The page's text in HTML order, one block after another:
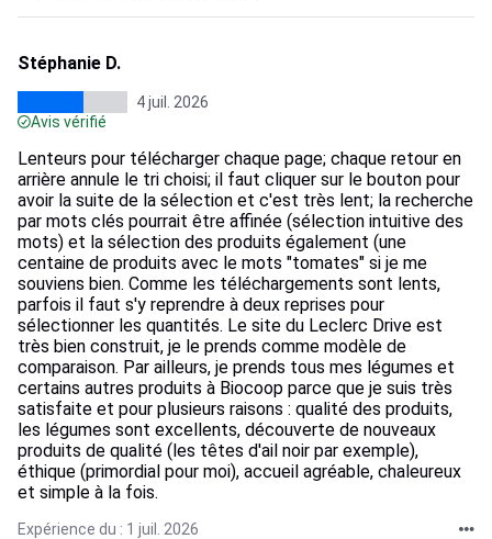
Stéphanie D.
4 juil. 2026
Avis vérifié
Lenteurs pour télécharger chaque page; chaque retour en
arrière annule le tri choisi; il faut cliquer sur le bouton pour
avoir la suite de la sélection et c'est très lent; la recherche
par mots clés pourrait être affinée (sélection intuitive des
mots) et la sélection des produits également (une
centaine de produits avec le mots "tomates" si je me
souviens bien. Comme les téléchargements sont lents,
parfois il faut s'y reprendre à deux reprises pour
sélectionner les quantités. Le site du Leclerc Drive est
très bien construit, je le prends comme modèle de
comparaison. Par ailleurs, je prends tous mes légumes et
certains autres produits à Biocoop parce que je suis très
satisfaite et pour plusieurs raisons : qualité des produits,
les légumes sont excellents, découverte de nouveaux
produits de qualité (les têtes d'ail noir par exemple),
éthique (primordial pour moi), accueil agréable, chaleureux
et simple à la fois.
Expérience du : 1 juil. 2026